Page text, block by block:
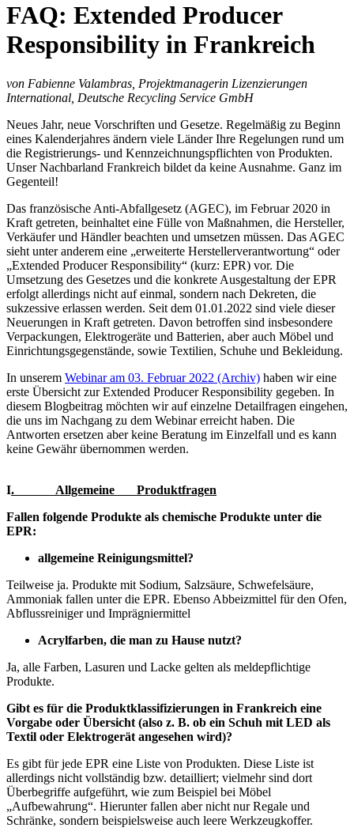
FAQ: Extended Producer
Responsibility in Frankreich
von Fabienne Valambras, Projektmanagerin Lizenzierungen
International, Deutsche Recycling Service GmbH
Neues Jahr, neue Vorschriften und Gesetze. Regelmäßig zu Beginn
eines Kalenderjahres ändern viele Länder Ihre Regelungen rund um
die Registrierungs- und Kennzeichnungspflichten von Produkten.
Unser Nachbarland Frankreich bildet da keine Ausnahme. Ganz im
Gegenteil!
Das französische Anti-Abfallgesetz (AGEC), im Februar 2020 in
Kraft getreten, beinhaltet eine Fülle von Maßnahmen, die Hersteller,
Verkäufer und Händler beachten und umsetzen müssen. Das AGEC
sieht unter anderem eine „erweiterte Herstellerverantwortung“ oder
„Extended Producer Responsibility“ (kurz: EPR) vor. Die
Umsetzung des Gesetzes und die konkrete Ausgestaltung der EPR
erfolgt allerdings nicht auf einmal, sondern nach Dekreten, die
sukzessive erlassen werden. Seit dem 01.01.2022 sind viele dieser
Neuerungen in Kraft getreten. Davon betroffen sind insbesondere
Verpackungen, Elektrogeräte und Batterien, aber auch Möbel und
Einrichtungsgegenstände, sowie Textilien, Schuhe und Bekleidung.
In unserem Webinar am 03. Februar 2022 (Archiv) haben wir eine
erste Übersicht zur Extended Producer Responsibility gegeben. In
diesem Blogbeitrag möchten wir auf einzelne Detailfragen eingehen,
die uns im Nachgang zu dem Webinar erreicht haben. Die
Antworten ersetzen aber keine Beratung im Einzelfall und es kann
keine Gewähr übernommen werden.
I. Allgemeine Produktfragen
Fallen folgende Produkte als chemische Produkte unter die
EPR:
allgemeine Reinigungsmittel?
Teilweise ja. Produkte mit Sodium, Salzsäure, Schwefelsäure,
Ammoniak fallen unter die EPR. Ebenso Abbeizmittel für den Ofen,
Abflussreiniger und Imprägniermittel
Acrylfarben, die man zu Hause nutzt?
Ja, alle Farben, Lasuren und Lacke gelten als meldepflichtige
Produkte.
Gibt es für die Produktklassifizierungen in Frankreich eine
Vorgabe oder Übersicht (also z. B. ob ein Schuh mit LED als
Textil oder Elektrogerät angesehen wird)?
Es gibt für jede EPR eine Liste von Produkten. Diese Liste ist
allerdings nicht vollständig bzw. detailliert; vielmehr sind dort
Überbegriffe aufgeführt, wie zum Beispiel bei Möbel
„Aufbewahrung“. Hierunter fallen aber nicht nur Regale und
Schränke, sondern beispielsweise auch leere Werkzeugkoffer.